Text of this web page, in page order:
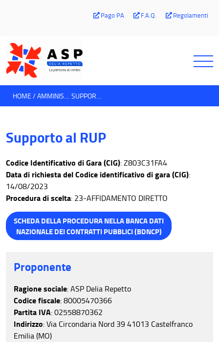
Pago PA F.A.Q. Regolamenti
HOME
Supporto al RUP
Codice Identificativo di Gara (CIG): Z803C31FA4
Data di richiesta del Codice identificativo di gara (CIG):
14/08/2023
Procedura di scelta: 23-AFFIDAMENTO DIRETTO
SCHEDA DELLA PROCEDURA NELLA BANCA DATI
NAZIONALE DEI CONTRATTI PUBBLICI (BDNCP)
Proponente
Ragione sociale: ASP Delia Repetto
Codice fiscale: 80005470366
Partita IVA: 02558870362
Indirizzo: Via Circondaria Nord 39 41013 Castelfranco
Emilia (MO)